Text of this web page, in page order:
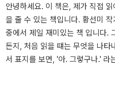
그리고 세상을 살아가는 건강함
께 살짝 느끼면 좋겠다. 작가는 읽
기를 하고 싶어 하는 것이겠지.
안녕하세요. 이 책은, 제가 직접
을 줄 수 있는 책입니다. 황선미
중에서 제일 재미있는 책 입니다.
든지, 처음 읽을 떄는 무엇을 나타
서 표지를 보면, '아. 그렇구나.' 라
니다. 하지만, 싸우는 것 보다는,